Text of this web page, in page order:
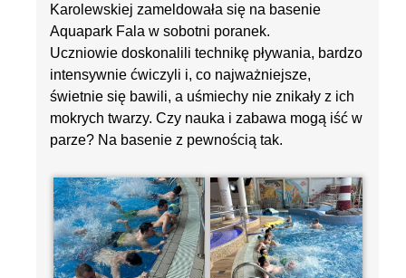
Karolewskiej zameldowała się na basenie
Aquapark Fala w sobotni poranek.
Uczniowie doskonalili technikę pływania, bardzo
intensywnie ćwiczyli i, co najważniejsze,
świetnie się bawili, a uśmiechy nie znikały z ich
mokrych twarzy. Czy nauka i zabawa mogą iść w
parze? Na basenie z pewnością tak.